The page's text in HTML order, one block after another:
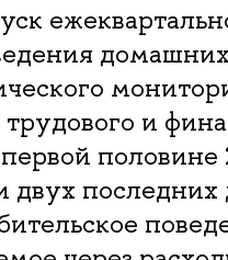
и
половине
последних